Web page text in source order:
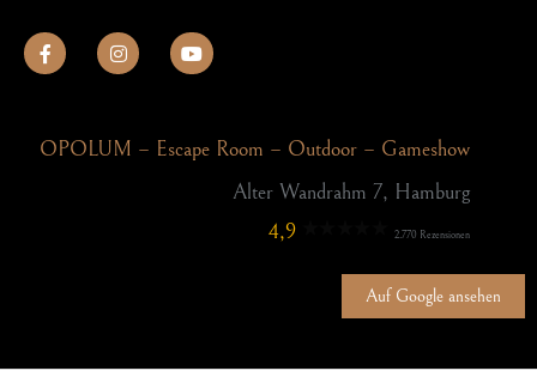
OPOLUM – Escape Room – Outdoor – Gameshow
Alter Wandrahm 7, Hamburg
4,9
2.770 Rezensionen
Auf Google ansehen